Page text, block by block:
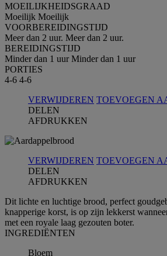
MOEILIJKHEIDSGRAAD
Moeilijk Moeilijk
VOORBEREIDINGSTIJD
Meer dan 2 uur. Meer dan 2 uur.
BEREIDINGSTIJD
Minder dan 1 uur Minder dan 1 uur
PORTIES
4-6 4-6
VERWIJDEREN TOEVOEGEN
DELEN
AFDRUKKEN
VERWIJDEREN TOEVOEGEN
DELEN
AFDRUKKEN
Dit lichte en luchtige brood, perfect
knapperige korst, is op zijn lekkerst
met een royale laag gezouten boter.
INGREDIЁNTEN
Bloem